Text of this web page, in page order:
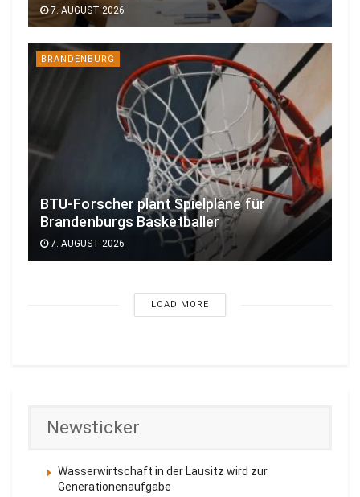
7. AUGUST 2026
BRANDENBURG
BTU-Forscher plant Spielpläne für
Brandenburgs Basketballer
7. AUGUST 2026
LOAD MORE
Newsticker
Wasserwirtschaft in der Lausitz wird zur
Generationenaufgabe